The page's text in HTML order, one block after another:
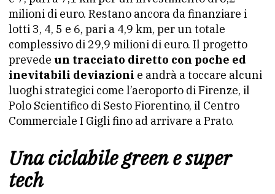
milioni di euro. Restano ancora da finanziare i
lotti 3, 4, 5 e 6, pari a 4,9 km, per un totale
complessivo di 29,9 milioni di euro. Il progetto
prevede un tracciato diretto con poche ed
inevitabili deviazioni e andrà a toccare alcuni
luoghi strategici come l’aeroporto di Firenze, il
Polo Scientifico di Sesto Fiorentino, il Centro
Commerciale I Gigli fino ad arrivare a Prato.
Una ciclabile green e super
tech